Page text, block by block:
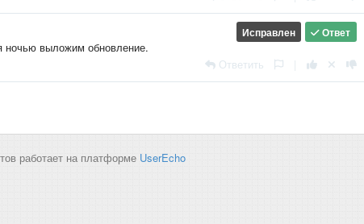
Ответ
Исправлен
ночью выложим обновление.
Ответить
работает на платформе UserEcho